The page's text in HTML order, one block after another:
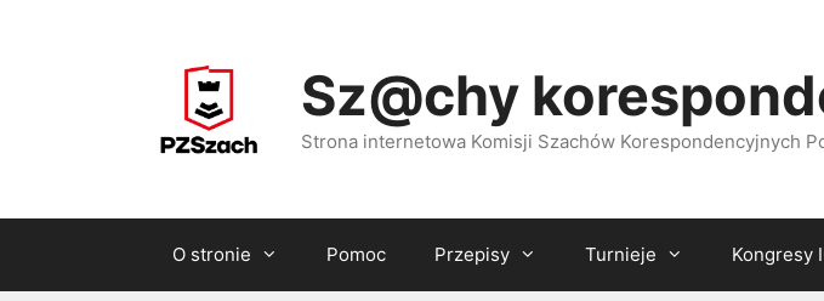
Sz@chy
Strona internetowa Komisji Szachów Korespondencyjnych
O stronie Pomoc Przepisy Turnieje Kongresy